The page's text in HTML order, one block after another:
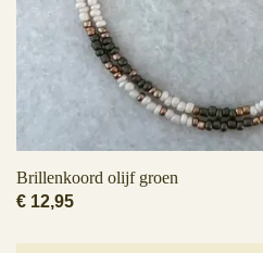
Brillenkoord olijf groen
€ 12,95